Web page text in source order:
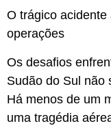
O trágico
operações
Os desafios
Sudão do Sul não
Há menos de um
uma tragédia